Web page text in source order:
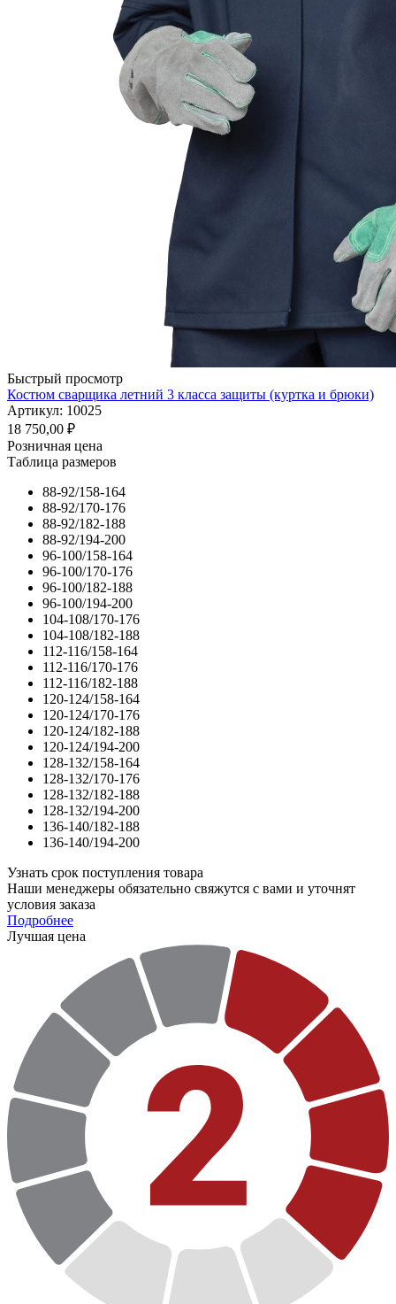
Быстрый просмотр
Костюм сварщика летний 3 класса защиты (куртка и брюки)
Артикул: 10025
18 750,00 ₽
Розничная цена
Таблица размеров
88-92/158-164
88-92/170-176
88-92/182-188
88-92/194-200
96-100/158-164
96-100/170-176
96-100/182-188
96-100/194-200
104-108/170-176
104-108/182-188
112-116/158-164
112-116/170-176
112-116/182-188
120-124/158-164
120-124/170-176
120-124/182-188
120-124/194-200
128-132/158-164
128-132/170-176
128-132/182-188
128-132/194-200
136-140/182-188
136-140/194-200
Узнать срок поступления товара
Наши менеджеры обязательно свяжутся с вами и уточнят
условия заказа
Подробнее
Лучшая цена